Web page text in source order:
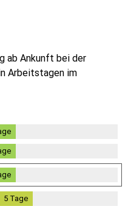
ab Ankunft bei der
Arbeitstagen im
5 Tage